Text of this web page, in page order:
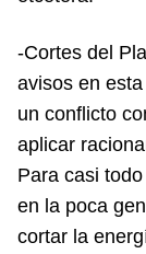
-Cortes del
avisos en
un conflicto
aplicar
Para casi
en la poca
cortar la